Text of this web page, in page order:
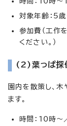
対象年齢：5
参加費（工作
ください。）
(2)葉っぱ探
園内を散策し、
ます。
時間：10時～